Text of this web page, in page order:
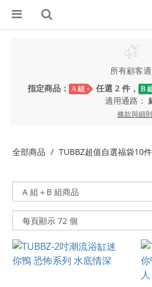
所有顧客
指定商品：
A 組 任選 2 件， B
適用通路：
條款與細則
全部商品 TUBBZ超值自選福袋10